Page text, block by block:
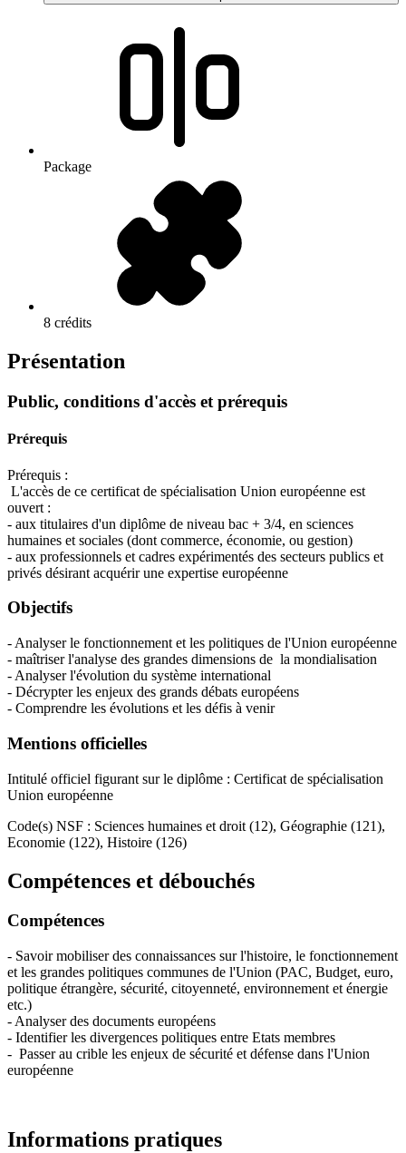
Package
8 crédits
Présentation
Public, conditions d'accès et prérequis
Prérequis
Prérequis :
L'accès de ce certificat de spécialisation Union européenne est
ouvert :
- aux titulaires d'un diplôme de niveau bac + 3/4, en sciences
humaines et sociales (dont commerce, économie, ou gestion)
- aux professionnels et cadres expérimentés des secteurs publics et
privés désirant acquérir une expertise européenne
Objectifs
- Analyser le fonctionnement et les politiques de l'Union européenne
- maîtriser l'analyse des grandes dimensions de la mondialisation
- Analyser l'évolution du système international
- Décrypter les enjeux des grands débats européens
- Comprendre les évolutions et les défis à venir
Mentions officielles
Intitulé officiel figurant sur le diplôme : Certificat de spécialisation
Union européenne
Code(s) NSF : Sciences humaines et droit (12), Géographie (121),
Economie (122), Histoire (126)
Compétences et débouchés
Compétences
- Savoir mobiliser des connaissances sur l'histoire, le fonctionnement
et les grandes politiques communes de l'Union (PAC, Budget, euro,
politique étrangère, sécurité, citoyenneté, environnement et énergie
etc.)
- Analyser des documents européens
- Identifier les divergences politiques entre Etats membres
- Passer au crible les enjeux de sécurité et défense dans l'Union
européenne
Informations pratiques